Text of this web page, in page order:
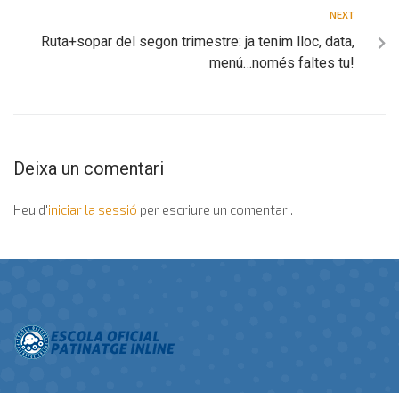
NEXT
Ruta+sopar del segon trimestre: ja tenim lloc, data,
menú…només faltes tu!
Deixa un comentari
Heu d'iniciar la sessió per escriure un comentari.